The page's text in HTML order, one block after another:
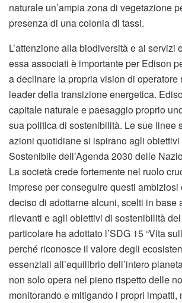
naturale un’ampia zona di vegetazione
presenza di una colonia di tassi.
L’attenzione alla biodiversità e ai servizi
essa associati è importante per Edison
a declinare la propria vision di operatore
leader della transizione energetica.
capitale naturale e paesaggio proprio
sua politica di sostenibilità. Le sue linee
azioni quotidiane si ispirano agli
Sostenibile dell’Agenda 2030 delle
La società crede fortemente nel ruolo
imprese per conseguire questi ambiziosi
deciso di adottarne alcuni, scelti in base
rilevanti e agli obiettivi di sostenibilità
particolare ha adottato l’SDG 15 “Vita
perché riconosce il valore degli
essenziali all’equilibrio dell’intero
non solo opera nel pieno rispetto delle
monitorando e mitigando i propri impatti,